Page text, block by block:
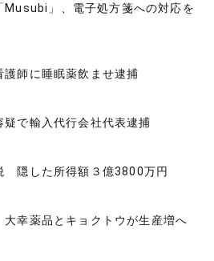
Musubi」、電子処方箋への対応を
師に睡眠薬飲ませ逮捕
で輸入代行会社代表逮捕
隠した所得額３億3800万円
大幸薬品とキョクトウが生産増へ